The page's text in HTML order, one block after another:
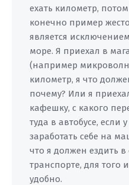
ехать километр,
конечно пример
является
море. Я приехал в
(например
километр, я что
почему? Или я
кафешку, с какого
туда в автобусе, если
заработать себе на
что я должен ездить
транспорте, для
удобно.